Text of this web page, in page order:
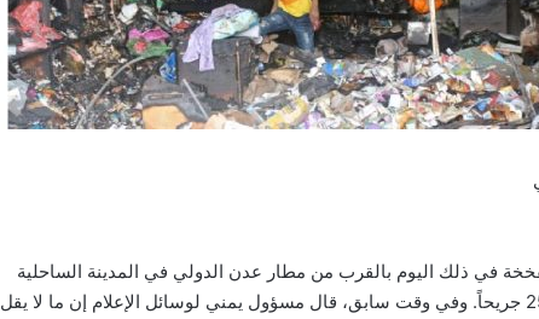
في ذلك اليوم بالقرب من مطار عدن الدولي في المدينة الساحلية
جنوبي البلاد، فيما أسفر عن سقوط 5 قتلى وأكثر من 25 جريحاً. وفي وقت سابق، قال مسؤول يمني لوسائل الإعلام إن ما لا يقل